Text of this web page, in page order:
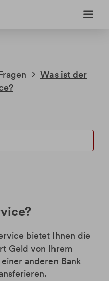
Was ist der
bietet Ihnen die
Geld von Ihrem
anderen Bank